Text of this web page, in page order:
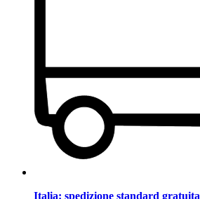
Italia: spedizione standard gratuita